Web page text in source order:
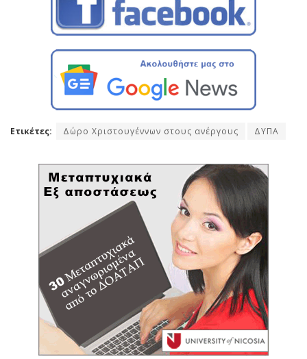
Ετικέτες: Δώρο Χριστουγέννων στους ανέργους ΔΥΠΑ